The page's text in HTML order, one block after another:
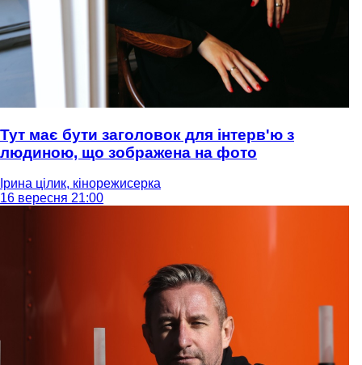
Тут має бути заголовок для інтерв'ю з
людиною, що зображена на фото
Ірина цілик, кінорежисерка
16 вересня 21:00